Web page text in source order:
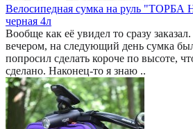
Велосипедная сумка на руль "ТОРБА
черная 4л
Вообще как её увидел то сразу
вечером, на следующий день сумка
попросил сделать короче по высоте,
сделано. Наконец-то я знаю ..